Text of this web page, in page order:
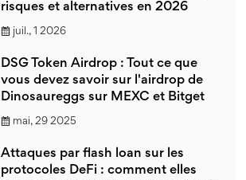
risques et alternatives en 2026
juil., 1 2026
DSG Token Airdrop : Tout ce que
vous devez savoir sur l'airdrop de
Dinosaureggs sur MEXC et Bitget
mai, 29 2025
Attaques par flash loan sur les
protocoles DeFi : comment elles